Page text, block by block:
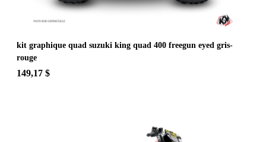
kit graphique quad suzuki king quad 400 freegun eyed gris-
rouge
149,17 $